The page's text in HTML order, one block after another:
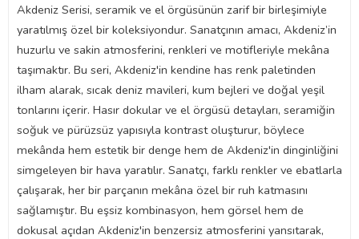
Akdeniz Serisi, seramik ve el örgüsünün zarif bir birleşimiyle
yaratılmış özel bir koleksiyondur. Sanatçının amacı, Akdeniz’in
huzurlu ve sakin atmosferini, renkleri ve motifleriyle mekâna
taşımaktır. Bu seri, Akdeniz'in kendine has renk paletinden
ilham alarak, sıcak deniz mavileri, kum bejleri ve doğal yeşil
tonlarını içerir. Hasır dokular ve el örgüsü detayları, seramiğin
soğuk ve pürüzsüz yapısıyla kontrast oluşturur, böylece
mekânda hem estetik bir denge hem de Akdeniz'in dinginliğini
simgeleyen bir hava yaratılır. Sanatçı, farklı renkler ve ebatlarla
çalışarak, her bir parçanın mekâna özel bir ruh katmasını
sağlamıştır. Bu eşsiz kombinasyon, hem görsel hem de
dokusal açıdan Akdeniz'in benzersiz atmosferini yansıtarak,